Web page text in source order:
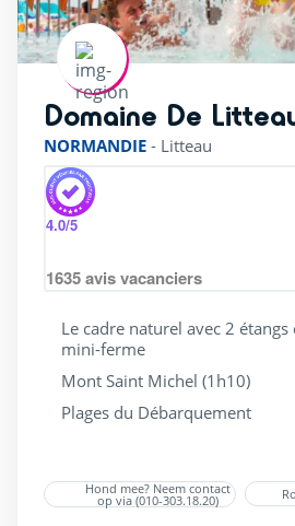
Domaine De
NORMANDIE - Litteau
4.0/5
1635avis vacanciers
Le cadre naturel avec 2 étangs
mini-ferme
Mont Saint Michel (1h10)
Plages du Débarquement
Hond mee? Neem contact
op via (010-303.18.20)